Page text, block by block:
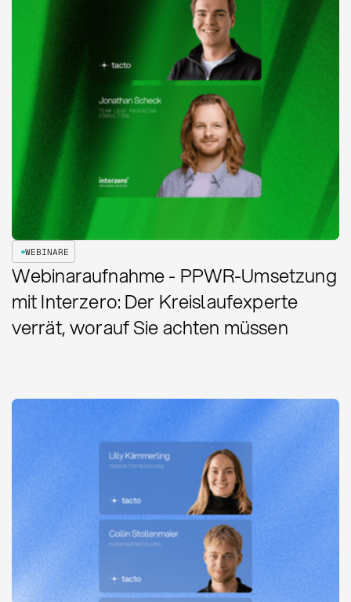
WEBINARE
Webinaraufnahme - PPWR-Umsetzung
mit Interzero: Der Kreislaufexperte
verrät, worauf Sie achten müssen